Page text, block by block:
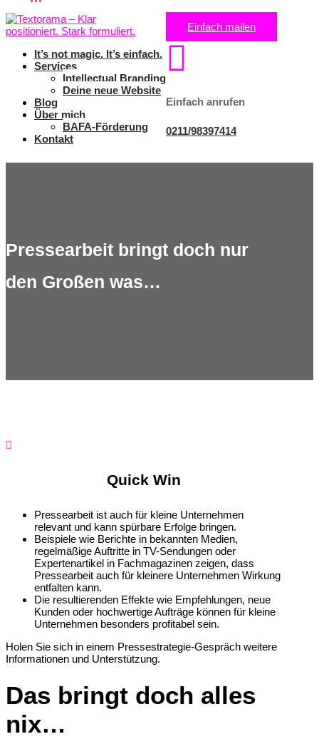
It’s not magic. It’s einfach.
Services
Intellectual Branding
Deine neue Website
Blog
Über mich
BAFA-Förderung
Kontakt
Einfach mailen

Einfach anrufen
0211/98397414
Pressearbeit bringt doch nur
den Großen was…

Quick Win
Pressearbeit ist auch für kleine Unternehmen
relevant und kann spürbare Erfolge bringen.
Beispiele wie Berichte in bekannten Medien,
regelmäßige Auftritte in TV-Sendungen oder
Expertenartikel in Fachmagazinen zeigen, dass
Pressearbeit auch für kleinere Unternehmen Wirkung
entfalten kann.
Die resultierenden Effekte wie Empfehlungen, neue
Kunden oder hochwertige Aufträge können für kleine
Unternehmen besonders profitabel sein.
Holen Sie sich in einem Pressestrategie-Gespräch weitere
Informationen und Unterstützung.
Das bringt doch alles
nix…